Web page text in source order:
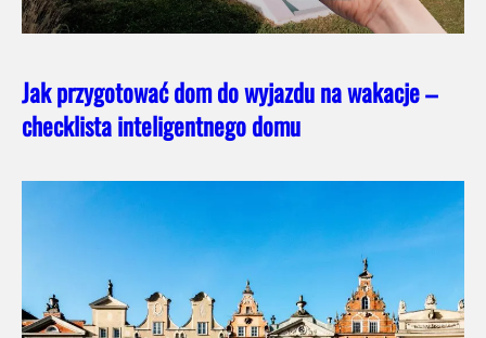
Jak przygotować dom do wyjazdu na wakacje –
checklista inteligentnego domu